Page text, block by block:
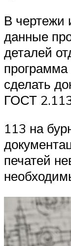
В чертежи
данные
деталей
сделать
ГОСТ
113 на
печатей